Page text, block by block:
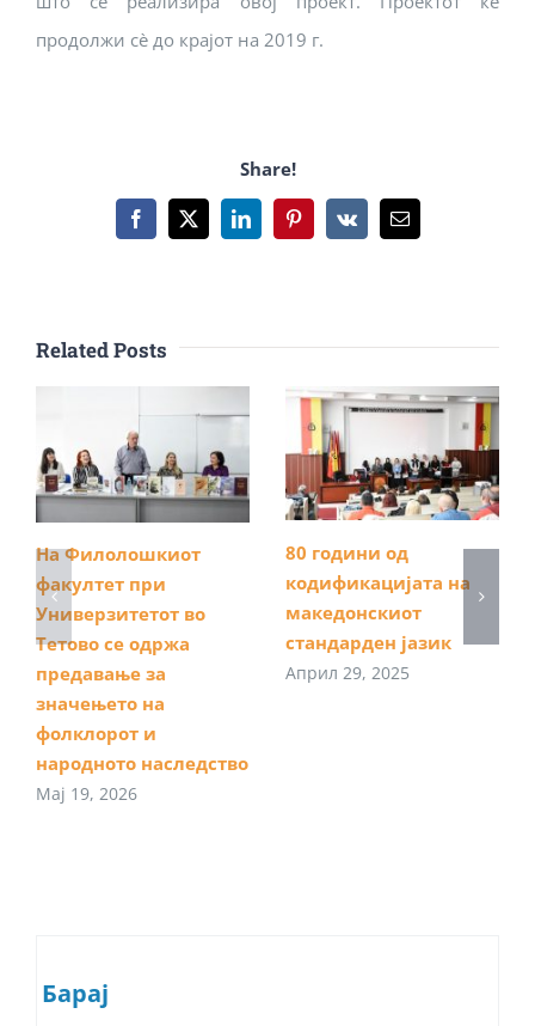
продолжи сѐ до крајот на 2019 г.
Share!
Facebook
X LinkedInPinterest
Vk Email
Related Posts
На Филолошкиот
факултет при
Универзитетот во
Тетово се одржа
предавање за
значењето на
фолклорот и
народното наследство
Мај 19, 2026
80 години од
кодификацијата на
македонскиот
стандарден јазик
Април 29, 2025
Барај